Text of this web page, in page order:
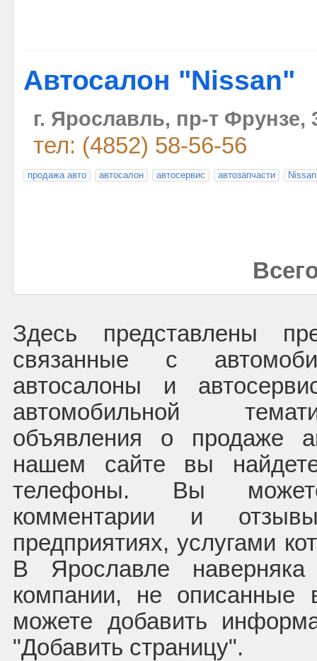
Автосалон "Nissan"
г. Ярославль, пр-т Фрунзе,
тел: (4852) 58-56-56
продажа авто автосалон автосервис автозапчасти Nissan
Здесь представлены
связанные с
автосалоны и
автомобильной
объявления о продаже
нашем сайте вы
телефоны. Вы
комментарии и
предприятиях, услугами
В Ярославле
компании, не
можете добавить
"Добавить страницу".